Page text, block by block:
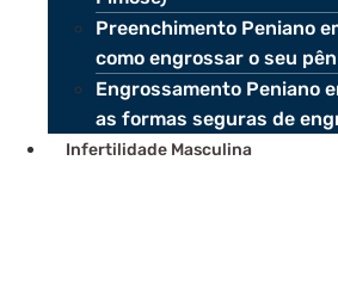
Preenchimento Peniano
como engrossar o seu
Engrossamento Peniano
as formas seguras de
Infertilidade Masculina